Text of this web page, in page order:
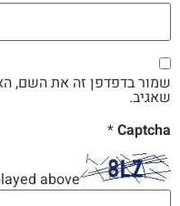
שמור בדפדפן זה את השם,
שאגיב.
Captcha
*
above: